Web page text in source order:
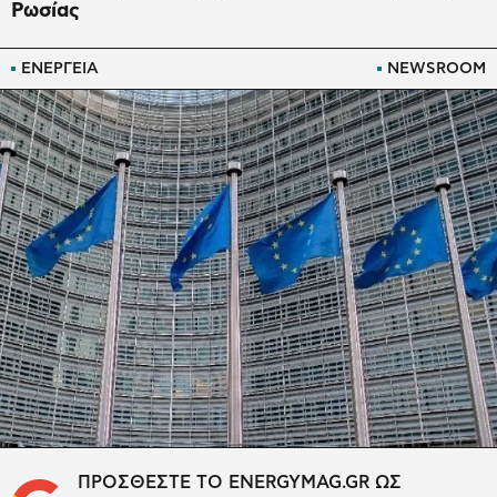
ΕΝΕΡΓΕΙΑ NEWSROOM
Ρωσίας
ΠΡΟΣΘΕΣΤΕ ΤΟ ENERGYMAG.GR ΩΣ